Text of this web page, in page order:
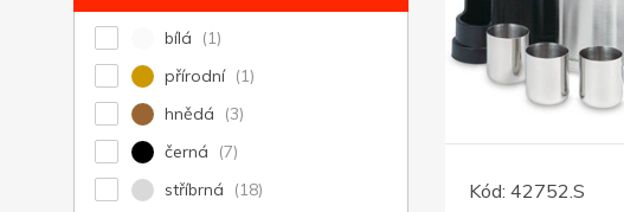
bílá
přírodní
hnědá
černá
stříbrná
Kód: 42752.S